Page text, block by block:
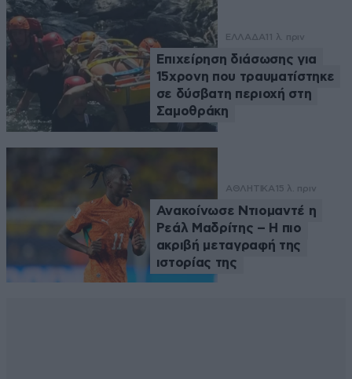
ΕΛΛΑΔΑ 11 λ. πριν
Επιχείρηση διάσωσης για
15χρονη που τραυματίστηκε
σε δύσβατη περιοχή στη
Σαμοθράκη
ΑΘΛΗΤΙΚΑ 15 λ. πριν
Ανακοίνωσε Ντιομαντέ η
Ρεάλ Μαδρίτης – Η πιο
ακριβή μεταγραφή της
ιστορίας της